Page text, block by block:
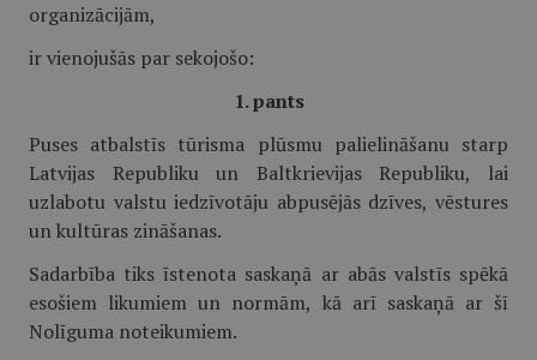
organizācijām,
ir vienojušās par sekojošo:
1. pants
Puses atbalstīs tūrisma plūsmu palielināšanu starp
Latvijas Republiku un Baltkrievijas Republiku, lai
uzlabotu valstu iedzīvotāju abpusējās dzīves, vēstures
un kultūras zināšanas.
Sadarbība tiks īstenota saskaņā ar abās valstīs spēkā
esošiem likumiem un normām, kā arī saskaņā ar šī
Nolīguma noteikumiem.